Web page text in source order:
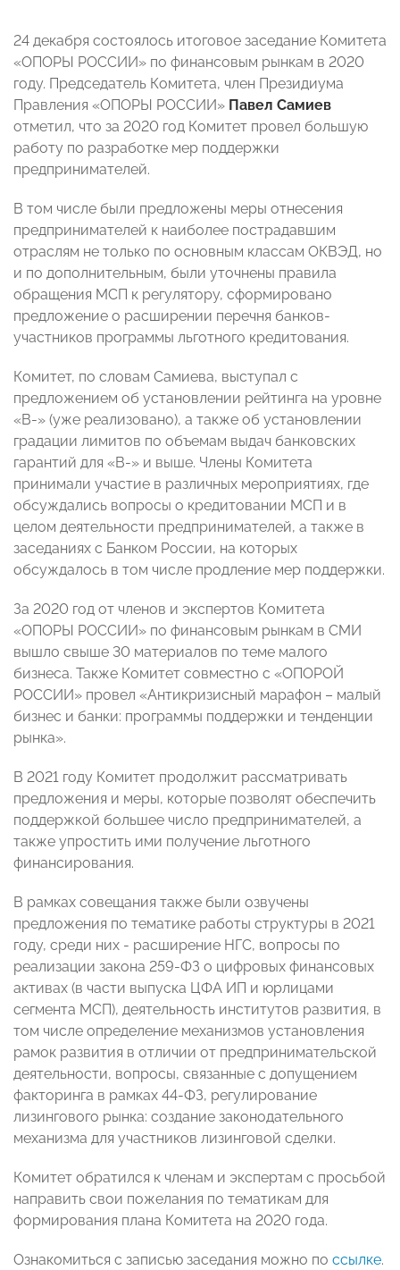
24 декабря состоялось итоговое заседание Комитета
«ОПОРЫ РОССИИ» по финансовым рынкам в 2020
году. Председатель Комитета, член Президиума
Правления «ОПОРЫ РОССИИ» Павел Самиев
отметил, что за 2020 год Комитет провел большую
работу по разработке мер поддержки
предпринимателей.
В том числе были предложены меры отнесения
предпринимателей к наиболее пострадавшим
отраслям не только по основным классам ОКВЭД, но
и по дополнительным, были уточнены правила
обращения МСП к регулятору, сформировано
предложение о расширении перечня банков-
участников программы льготного кредитования.
Комитет, по словам Самиева, выступал с
предложением об установлении рейтинга на уровне
«B-» (уже реализовано), а также об установлении
градации лимитов по объемам выдач банковских
гарантий для «B-» и выше. Члены Комитета
принимали участие в различных мероприятиях, где
обсуждались вопросы о кредитовании МСП и в
целом деятельности предпринимателей, а также в
заседаниях с Банком России, на которых
обсуждалось в том числе продление мер поддержки.
За 2020 год от членов и экспертов Комитета
«ОПОРЫ РОССИИ» по финансовым рынкам в СМИ
вышло свыше 30 материалов по теме малого
бизнеса. Также Комитет совместно с «ОПОРОЙ
РОССИИ» провел «Антикризисный марафон – малый
бизнес и банки: программы поддержки и тенденции
рынка».
В 2021 году Комитет продолжит рассматривать
предложения и меры, которые позволят обеспечить
поддержкой большее число предпринимателей, а
также упростить ими получение льготного
финансирования.
В рамках совещания также были озвучены
предложения по тематике работы структуры в 2021
году, среди них - расширение НГС, вопросы по
реализации закона 259-ФЗ о цифровых финансовых
активах (в части выпуска ЦФА ИП и юрлицами
сегмента МСП), деятельность институтов развития, в
том числе определение механизмов установления
рамок развития в отличии от предпринимательской
деятельности, вопросы, связанные с допущением
факторинга в рамках 44-ФЗ, регулирование
лизингового рынка: создание законодательного
механизма для участников лизинговой сделки.
Комитет обратился к членам и экспертам с просьбой
направить свои пожелания по тематикам для
формирования плана Комитета на 2020 года.
Ознакомиться с записью заседания можно по ссылке.